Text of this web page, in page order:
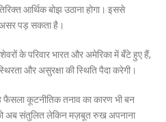
आर्थिक बोझ उठाना होगा। इससे
असर पड़ सकता है।
के परिवार भारत और अमेरिका में बँटे हुए हैं,
और असुरक्षा की स्थिति पैदा करेगी।
कूटनीतिक तनाव का कारण भी बन
अब संतुलित लेकिन मज़बूत रुख अपनाना